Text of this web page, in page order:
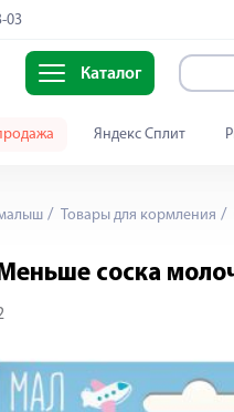
03
Каталог
Яндекс Сплит
Товары для кормления
соска